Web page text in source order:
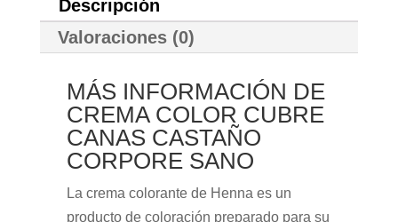
Descripción
Valoraciones (0)
MÁS INFORMACIÓN DE
CREMA COLOR CUBRE
CANAS CASTAÑO
CORPORE SANO
La crema colorante de Henna es un
producto de coloración preparado para su